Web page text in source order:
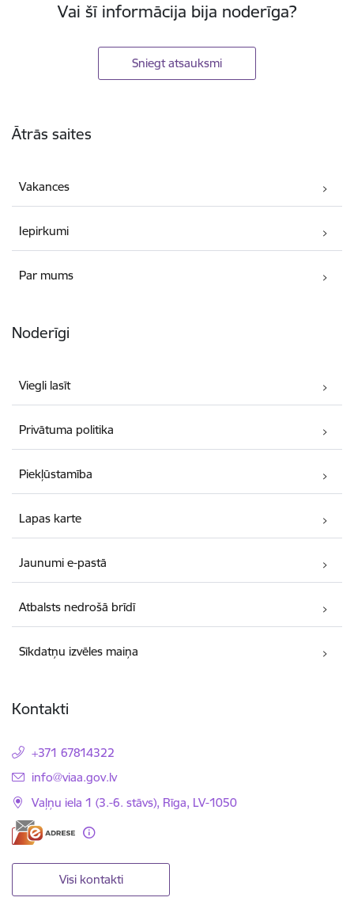
Vai šī informācija bija noderīga?
Sniegt atsauksmi
Ātrās saites
Vakances
Iepirkumi
Par mums
Noderīgi
Viegli lasīt
Privātuma politika
Piekļūstamība
Lapas karte
Jaunumi e-pastā
Atbalsts nedrošā brīdī
Sīkdatņu izvēles maiņa
Kontakti
+371 67814322
E-pasts:
info@viaa.gov.lv
Vaļņu iela 1 (3.-6. stāvs), Rīga, LV-1050
Visi kontakti